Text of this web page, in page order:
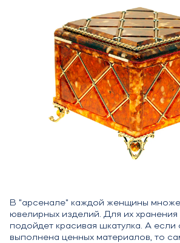
В "арсенале" каждой женщины
ювелирных изделий. Для их
подойдет красивая шкатулка. А
выполнена ценных материалов, то